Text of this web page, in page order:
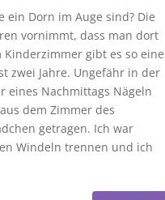
ein Dorn im Auge sind? Die
vornimmt, dass man dort
gibt es so eine
zwei Jahre. Ungefähr in der
eines Nachmittags Nägeln
dem Zimmer des
getragen. Ich war
Windeln trennen und ich